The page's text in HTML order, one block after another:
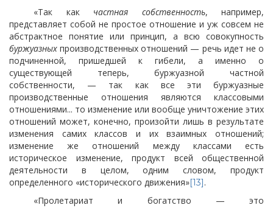
«Так как частная собственность, например,
представляет собой не простое отношение и уж совсем не
абстрактное понятие или принцип, а всю совокупность
буржуазных производственных отношений — речь идет не о
подчиненной, пришедшей к гибели, а именно о
существующей теперь, буржуазной частной
собственности, — так как все эти буржуазные
производственные отношения являются классовыми
отношениями... то изменение или вообще уничтожение этих
отношений может, конечно, произойти лишь в результате
изменения самих классов и их взаимных отношений;
изменение же отношений между классами есть
историческое изменение, продукт всей общественной
деятельности в целом, одним словом, продукт
определенного «исторического движения»[13].
«Пролетариат и богатство — это